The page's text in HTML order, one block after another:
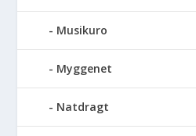
Musikuro
Myggenet
Natdragt